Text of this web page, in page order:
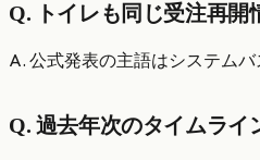
Q. トイレも同じ受注再開
A. 公式発表の主語はシステム
Q. 過去年次のタイムライ